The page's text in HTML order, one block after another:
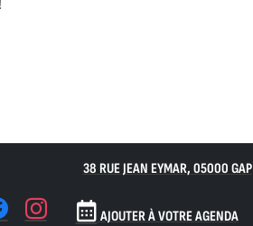
38 RUE JEAN EYMAR, 05000 GAP
AJOUTER À VOTRE AGENDA